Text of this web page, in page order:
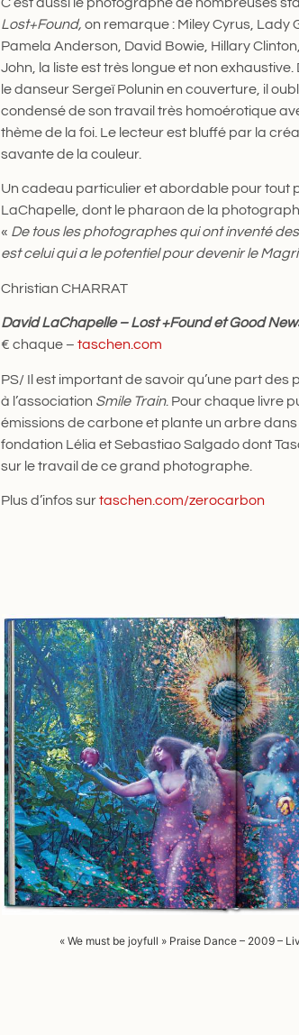
Lost+Found, on remarque : Miley Cyrus, Lady
Pamela Anderson, David Bowie, Hillary
John, la liste est très longue et non exhaustive.
le danseur Sergeï Polunin en couverture, il
condensé de son travail très homoérotique
thème de la foi. Le lecteur est bluffé par la
savante de la couleur.
Un cadeau particulier et abordable pour tout
LaChapelle, dont le pharaon de la
« De tous les photographes qui ont inventé
est celui qui a le potentiel pour devenir le
Christian CHARRAT
David LaChapelle – Lost +Found et Good
€ chaque – taschen.com
PS/ Il est important de savoir qu’une part
à l’association Smile Train. Pour chaque livre
émissions de carbone et plante un arbre
fondation Lélia et Sebastiao Salgado dont
sur le travail de ce grand photographe.
Plus d’infos surtaschen.com/zerocarbon
« We must be joyfull » Praise Dance – 2009 –